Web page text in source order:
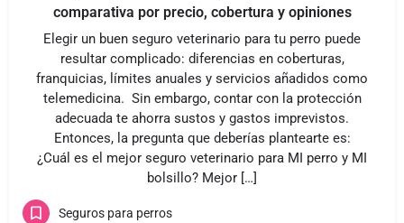
comparativa por precio, cobertura y opiniones
Elegir un buen seguro veterinario para tu perro puede
resultar complicado: diferencias en coberturas,
franquicias, límites anuales y servicios añadidos como
telemedicina. Sin embargo, contar con la protección
adecuada te ahorra sustos y gastos imprevistos.
Entonces, la pregunta que deberías plantearte es:
¿Cuál es el mejor seguro veterinario para MI perro y MI
bolsillo? Mejor […]
Seguros para perros